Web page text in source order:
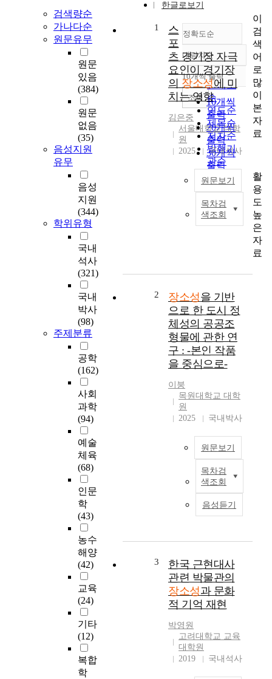
검색량순
가나다순
원문유무
원문
있음
(384)
원문
없음
(35)
음성지원
유무
음성
지원
(344)
학위유형
국내
석사
(321)
국내
박사
(98)
주제분류
공학
(162)
사회
과학
(94)
예술
체육
(68)
인문
학
(43)
농수
해양
(42)
교육
(24)
기타
(12)
복합
학
한글로보기
정확도순
정확도
순
인기도
순
연도순
제목순
저자순
발행기
관순
내림차순
내림차순
10개씩 출력
10개씩
출력
20개씩
출력
30개씩
출력
50개씩
출력
100개씩
출력
조회
1
스
포
츠 경기장 자극
요인이 경기장
의 장소성에 미
치는 영향
김은중
서울대학교 대학
원
2025
국내석사
원문보기
목차검
색조회
2 장소성을 기반
으로 한 도시 정
체성의 공공조
형물에 관한 연
구 : -본인 작품
을 중심으로-
이붕
목원대학교 대학
원
2025
국내박사
원문보기
목차검
색조회
음성듣기
3
한국 근현대사
관련 박물관의
장소성과 문화
적 기억 재현
박영원
고려대학교 교육
대학원
2019
국내석사
이
검
색
어
로
많
이
본
자
료
활
용
도
높
은
자
료